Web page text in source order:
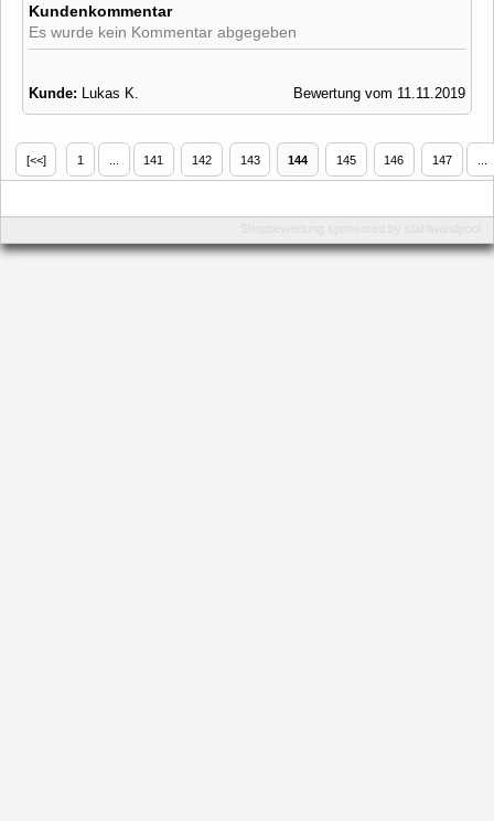
Kundenkommentar
Es wurde kein Kommentar abgegeben
Kunde: Lukas K. Bewertung vom 11.11.2019
[<<] 1 141 142 143 144 145 146 147